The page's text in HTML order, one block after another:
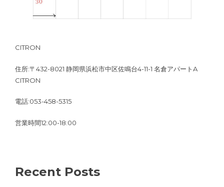
CITRON
住所:〒432-8021 静岡県浜松市中区佐鳴台4-11-1 名倉アパートA
CITRON
電話:053-458-5315
営業時間12:00-18:00
Recent Posts